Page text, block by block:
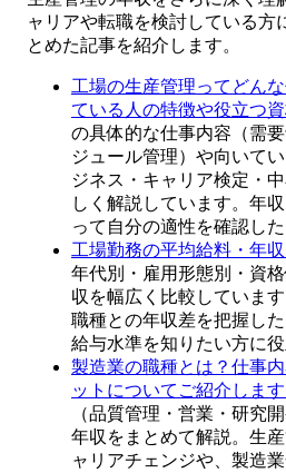
ャリアや転職を検討している方
とめた記事を紹介します。
工場の生産管理ってどん
ている人の特徴や役立つ資
の具体的な仕事内容（需
ジュール管理）や向いて
ジネス・キャリア検定・
しく解説しています。年
って自分の適性を確認し
工場勤務の平均給料・年
年代別・雇用形態別・資
収を幅広く比較していま
職種との年収差を把握し
給与水準を知りたい方に役
製造業の職種とは？仕事
ットについてご紹介します
（品質管理・営業・研究
年収をまとめて解説。生
ャリアチェンジや、製造